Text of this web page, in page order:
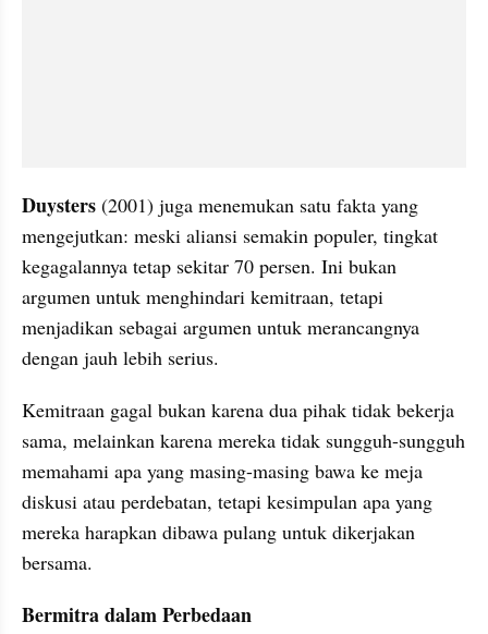
Duysters (2001) juga menemukan satu fakta yang
mengejutkan: meski aliansi semakin populer, tingkat
kegagalannya tetap sekitar 70 persen. Ini bukan
argumen untuk menghindari kemitraan, tetapi
menjadikan sebagai argumen untuk merancangnya
dengan jauh lebih serius.
Kemitraan gagal bukan karena dua pihak tidak bekerja
sama, melainkan karena mereka tidak sungguh-sungguh
memahami apa yang masing-masing bawa ke meja
diskusi atau perdebatan, tetapi kesimpulan apa yang
mereka harapkan dibawa pulang untuk dikerjakan
bersama.
Bermitra dalam Perbedaan